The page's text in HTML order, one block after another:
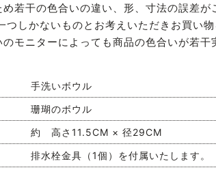
若干の色合いの違い、形、寸法の誤差
しかないものとお考えいただきお買い物
モニターによっても商品の色合いが若
手洗いボウル
珊瑚のボウル
約 高さ11.5CM × 径29CM
排水栓金具（1個）を付属いたします